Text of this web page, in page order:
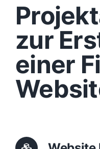
zur
einer